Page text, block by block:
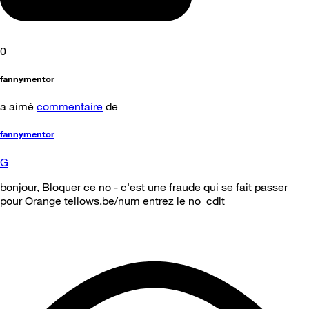
0
fannymentor
a aimé commentaire de
fannymentor
G
bonjour, Bloquer ce no - c'est une fraude qui se fait passer
pour Orange tellows.be/num entrez le no cdlt